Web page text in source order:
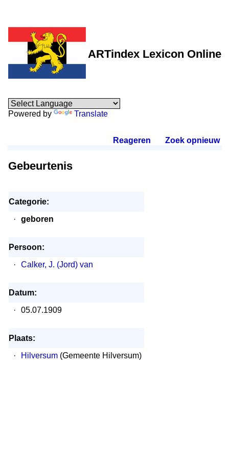
ARTindex Lexicon Online
Powered by Translate
Reageren Zoek opnieuw.
Gebeurtenis
Categorie:
·
geboren
Persoon:
·
Calker, J. (Jord) van
Datum:
·
05.07.1909
Plaats:
·
Hilversum(Gemeente Hilversum)